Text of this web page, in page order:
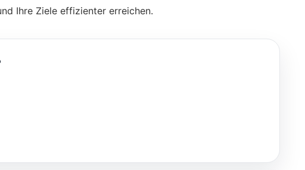
Ihre Ziele effizienter erreichen.